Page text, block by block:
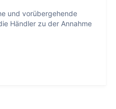
und vorübergehende
Händler zu der Annahme